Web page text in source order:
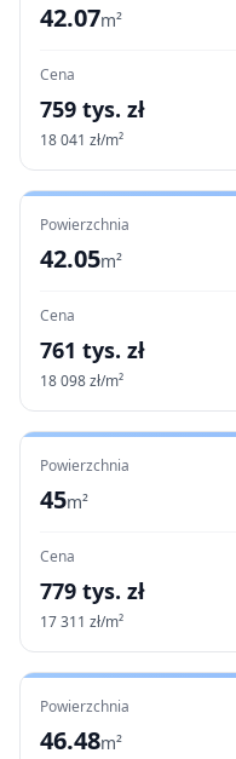
42.07m²
Cena
759 tys. zł
18 041 zł/m²
Powierzchnia
42.05m²
Cena
761 tys. zł
18 098zł/m²
Powierzchnia
45m²
Cena
779 tys. zł
17 311 zł/m²
Powierzchnia
46.48m²